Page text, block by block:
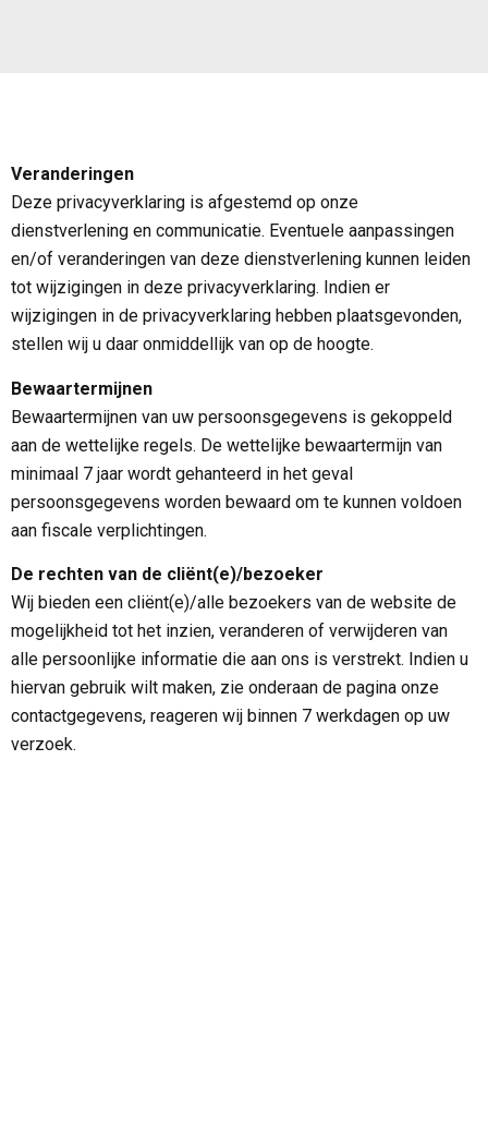
Veranderingen
Deze privacyverklaring is afgestemd op onze
dienstverlening en communicatie. Eventuele aanpassingen
en/of veranderingen van deze dienstverlening kunnen leiden
tot wijzigingen in deze privacyverklaring. Indien er
wijzigingen in de privacyverklaring hebben plaatsgevonden,
stellen wij u daar onmiddellijk van op de hoogte.
Bewaartermijnen
Bewaartermijnen van uw persoonsgegevens is gekoppeld
aan de wettelijke regels. De wettelijke bewaartermijn van
minimaal 7 jaar wordt gehanteerd in het geval
persoonsgegevens worden bewaard om te kunnen voldoen
aan fiscale verplichtingen.
De rechten van de cliënt(e)/bezoeker
Wij bieden een cliënt(e)/alle bezoekers van de website de
mogelijkheid tot het inzien, veranderen of verwijderen van
alle persoonlijke informatie die aan ons is verstrekt. Indien u
hiervan gebruik wilt maken, zie onderaan de pagina onze
contactgegevens, reageren wij binnen 7 werkdagen op uw
verzoek.